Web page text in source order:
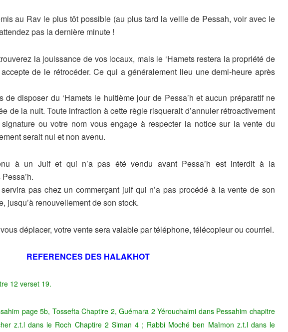
au Rav le plus tôt possible (au plus tard la veille de Pessah, voir avec le
pas la dernière minute !
la jouissance de vos locaux, mais le ‘Hamets restera la propriété de
accepte de le rétrocéder. Ce qui a généralement lieu une demi-heureaprès
de disposer du ‘Hamets le huitième jour de Pessa’h et aucun préparatif ne
de la nuit. Toute infraction à cette règle risquerait d’annulerrétroactivement
ou votre nom vous engage à respecter la notice sur la vente du
serait nul et non avenu.
à un Juif et qui n’a pas été vendu avant Pessa’h est interdit à la
pas chez un commerçant juif qui n’a pas procédé à la vente de son
jusqu’à renouvellement de son stock.
déplacer, votre vente seravalable par téléphone, télécopieur ou courriel.
REFERENCES DES HALAKHOT
12 verset 19.
page 5b, Tossefta Chaptire 2, Guémara 2 Yérouchalmi dans Pessahim chapitre
z.t.l dans le Roch Chaptire 2 Siman 4 ; Rabbi Moché ben Maïmon z.t.l dans le